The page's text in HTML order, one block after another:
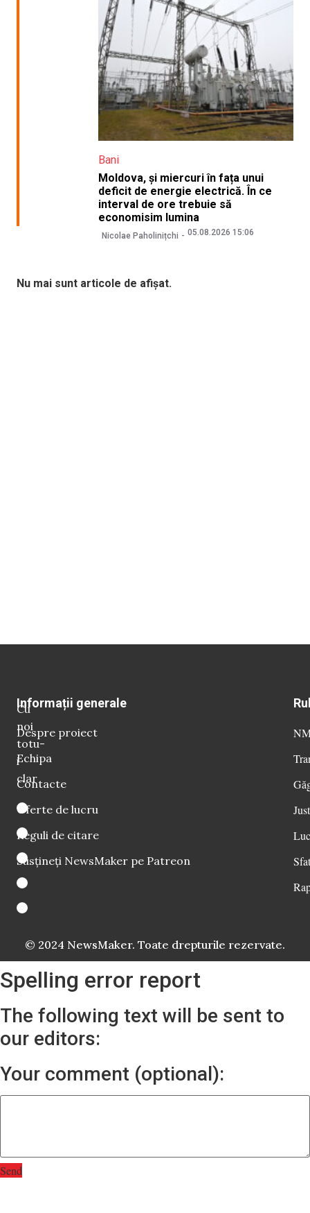
Bani
Moldova, și miercuri în fața unui
deficit de energie electrică. În ce
interval de ore trebuie să
economisim lumina
Nicolae Paholinițchi 05.08.2026 15:06
Nu mai sunt articole de afișat.
Cu
noi
totu-
i
clar
Informații generale
Despre proiect
Echipa
Contacte
Oferte de lucru
Reguli de citare
Susțineți NewsMaker pe Patreon
© 2024 NewsMaker. Toate drepturile rezervate.
Spelling error report
The following text will be sent to
our editors:
Your comment (optional):
Send